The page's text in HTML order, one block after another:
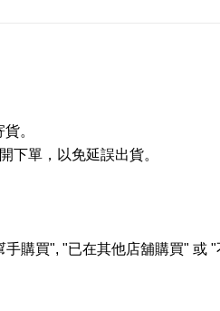
。
下單，以免延誤出貨。
手購買", "已在其他店舖購買" 或 "